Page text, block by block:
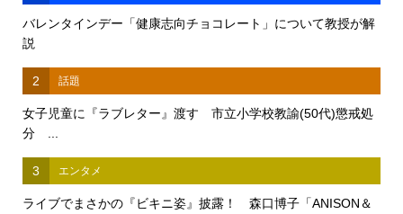
バレンタインデー「健康志向チョコレート」について教授が解
説
2 話題
女子児童に『ラブレター』渡す 市立小学校教諭(50代)懲戒処
分 ...
3 エンタメ
ライブでまさかの『ビキニ姿』披露！ 森口博子「ANISON＆